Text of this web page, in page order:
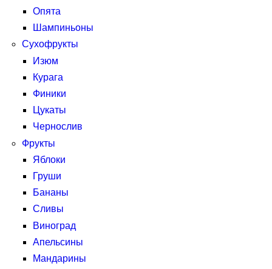
Опята
Шампиньоны
Сухофрукты
Изюм
Курага
Финики
Цукаты
Чернослив
Фрукты
Яблоки
Груши
Бананы
Сливы
Виноград
Апельсины
Мандарины